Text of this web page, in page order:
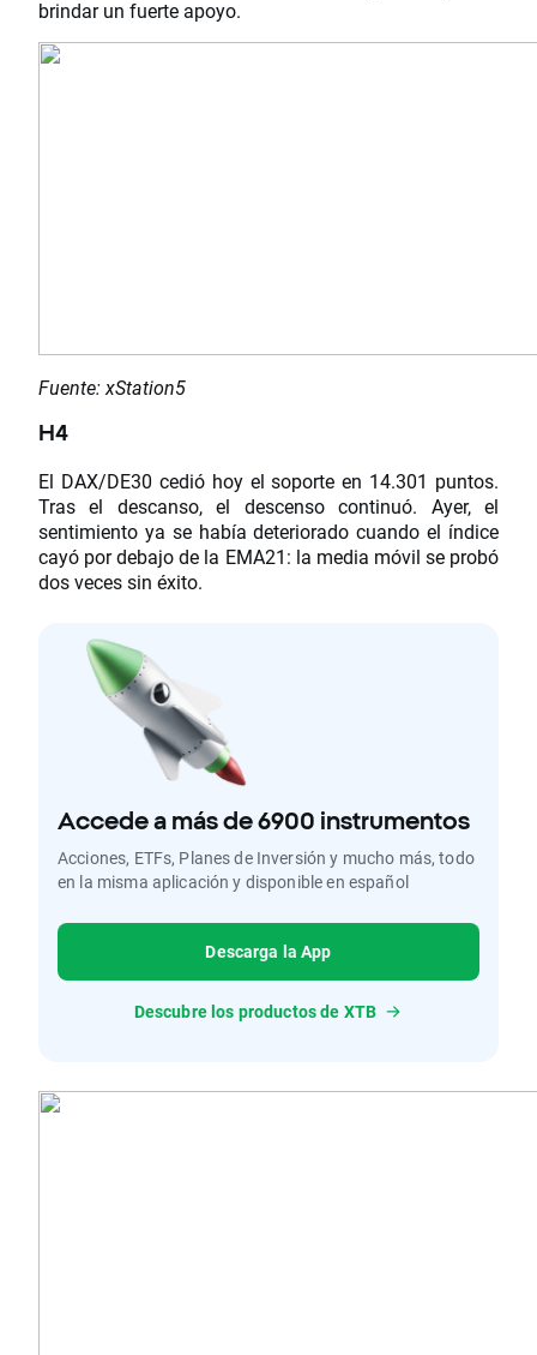
brindar un fuerte apoyo.
Fuente: xStation5
H4
El DAX/DE30 cedió hoy el soporte en 14.301 puntos.
Tras el descanso, el descenso continuó. Ayer, el
sentimiento ya se había deteriorado cuando el índice
cayó por debajo de la EMA21: la media móvil se probó
dos veces sin éxito.
Accede a más de 6900 instrumentos
Acciones, ETFs, Planes de Inversión y mucho más, todo
en la misma aplicación y disponible en español
Descarga la App
Descubre los productos de XTB